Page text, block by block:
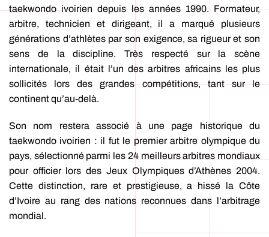
taekwondo ivoirien depuis les années 1990. Formateur,
arbitre, technicien et dirigeant, il a marqué plusieurs
générations d’athlètes par son exigence, sa rigueur et son
sens de la discipline. Très respecté sur la scène
internationale, il était l’un des arbitres africains les plus
sollicités lors des grandes compétitions, tant sur le
continent qu’au-delà.
Son nom restera associé à une page historique du
taekwondo ivoirien : il fut le premier arbitre olympique du
pays, sélectionné parmi les 24 meilleurs arbitres mondiaux
pour officier lors des Jeux Olympiques d’Athènes 2004.
Cette distinction, rare et prestigieuse, a hissé la Côte
d’Ivoire au rang des nations reconnues dans l’arbitrage
mondial.